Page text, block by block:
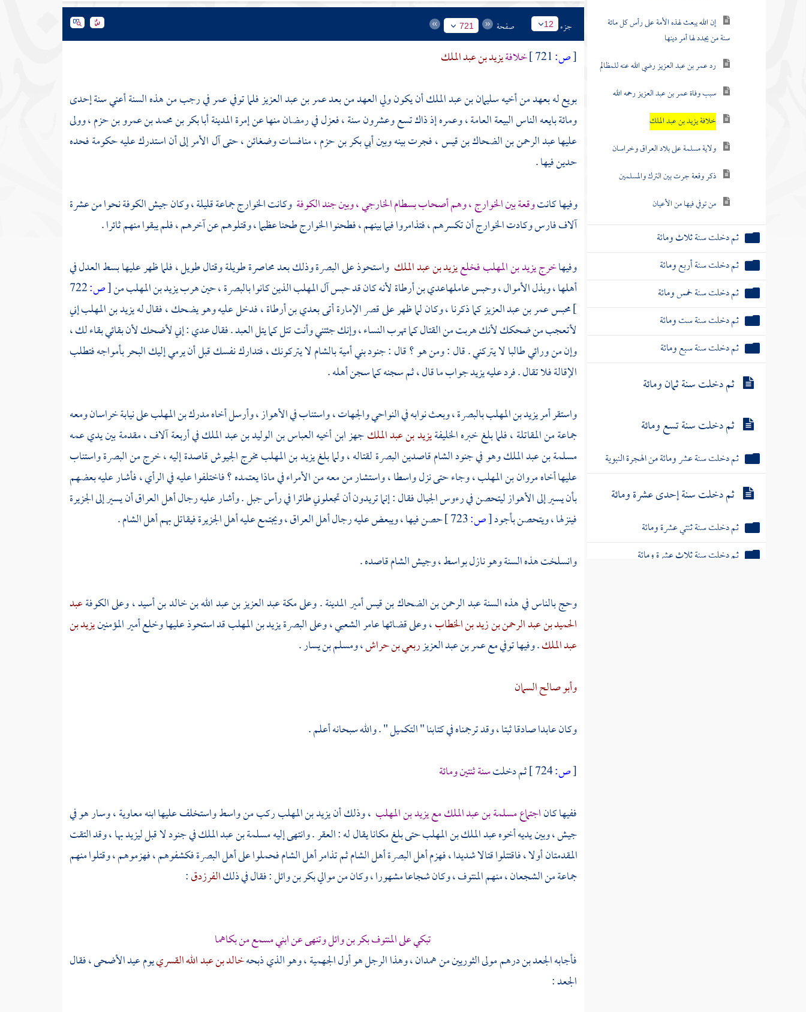
إن الله يبعث لهذه الأمة على رأس كل مائة
سنة من يجدد لها أمر دينها
رد عمر بن عبد العزيز رضي الله عنه للمظالم
سبب وفاة عمر بن عبد العزيز رحمه الله
خلافة يزيد بن عبد الملك
ولاية مسلمة على بلاد العراق وخراسان
ذكر وقعة جرت بين الترك والمسلمين
من توفي فيها من الأعيان
ثم دخلت سنة ثلاث ومائة
ثم دخلت سنة أربع ومائة
ثم دخلت سنة خمس ومائة
ثم دخلت سنة ست ومائة
ثم دخلت سنة سبع ومائة
ثم دخلت سنة ثمان ومائة
ثم دخلت سنة تسع ومائة
ثم دخلت سنة عشر ومائة من الهجرة النبوية
ثم دخلت سنة إحدى عشرة ومائة
ثم دخلت سنة ثنتي عشرة ومائة
ثم دخلت سنة ثلاث عشرة ومائة
جزء 12 صفحة 721
[ص: خلافةيزيد بن عبد الملك
بويع له بعهد من أخيهسليمان بن عبد الملكأن يكون ولي العهد من بعدعمر بن عبد العزيزفلما توفيعمرفي رجب من هذه السنة أعني سنة إحدى
ومائة بايعه الناس البيعة العامة ، وعمره إذ ذاك تسع وعشرون سنة ، فعزل في رمضان منها عن إمرةالمدينةأبا بكر بن محمد بن عمرو بن حزم، وولى
عليهاعبد الرحمن بن الضحاك بن قيس، فجرت بينه وبينأبي بكر بن حزم، منافسات وضغائن ، حتى آل الأمر إلى أن استدرك عليه حكومة فحده
حدين فيها .
وفيها كانتوقعة بينالخوارج، وهم أصحاببسطام الخارجي، وبين جندالكوفة وكانتالخوارججماعة قليلة ، وكان جيشالكوفةنحوا من عشرة
آلاف فارس وكادتالخوارجأن تكسرهم ، فتذامروا فيما بينهم ، فطحنواالخوارجطحنا عظيما ، وقتلوهم عن آخرهم ، فلم يبقوا منهم ثائرا .
وفيهاخرجيزيد بن المهلبفخلعيزيد بن عبد الملك واستحوذ علىالبصرةوذلك بعد محاصرة طويلة وقتال طويل ، فلما ظهر عليها بسط العدل في
أهلها ، وبذل الأموال ، وحبس عاملهاعدي بن أرطاةلأنه كان قد حبس آل المهلب الذين كانوابالبصرة، حين هربيزيد بن المهلبمن[ص:722
]محبسعمر بن عبد العزيزكما ذكرنا ، وكان لما ظهر على قصر الإمارة أتىبعدي بن أرطاة، فدخل عليه وهو يضحك ، فقال لهيزيد بن المهلبإني
لأتعجب من ضحكك لأنك هربت من القتال كما تهرب النساء ، وإنك جئتني وأنت تتل كما يتل العبد . فقالعدي: إني لأضحك لأن بقائي بقاء لك ،
وإن من ورائي طالبا لا يتركني . قال : ومن هو ؟ قال : جنودبني أميةبالشاملا يتركونك ، فتدارك نفسك قبل أن يرمي إليك البحر بأمواجه فتطلب
الإقالة فلا تقال . فرد عليهيزيدجواب ما قال ، ثم سجنه كما سجن أهله .
واستقر أمريزيد بن المهلببالبصرة، وبعث نوابه في النواحي والجهات ، واستناب فيالأهواز، وأرسل أخاهمدرك بن المهلبعلى نيابةخراسانومعه
جماعة من المقاتلة ، فلما بلغ خبره الخليفةيزيد بن عبد الملكجهز ابن أخيهالعباس بن الوليد بن عبد الملكفي أربعة آلاف ، مقدمة بين يدي عمه
مسلمة بن عبد الملكوهو في جنودالشامقاصدينالبصرةلقتاله ، ولما بلغيزيد بن المهلبمخرج الجيوش قاصدة إليه ، خرج منالبصرةواستناب
عليها أخاهمروان بن المهلب، وجاء حتى نزلواسطا، واستشار من معه من الأمراء في ماذا يعتمده ؟ فاختلفوا عليه في الرأي ، فأشار عليه بعضهم
بأن يسير إلىالأهوازليتحصن في رءوس الجبال فقال : إنما تريدون أن تجعلوني طائرا في رأس جبل . وأشار عليه رجالأهلالعراقأن يسير إلىالجزيرة
فينزلها ، ويتحصن بأجود[ص: حصن فيها ، ويبعض عليه رجالأهلالعراق، ويجتمع عليهأهلالجزيرةفيقاتل بهمأهلالشام.
وانسلخت هذه السنة وهو نازلبواسط، وجيشالشامقاصده .
وحج بالناس في هذه السنةعبد الرحمن بن الضحاك بن قيسأميرالمدينة. وعلىمكةعبد العزيز بن عبد الله بن خالد بن أسيد، وعلىالكوفةعبد
الحميد بن عبد الرحمن بن زيد بن الخطاب، وعلى قضائهاعامر الشعبي، وعلىالبصرةيزيد بن المهلبقد استحوذ عليها وخلع أمير المؤمنينيزيد بن
عبد الملك. وفيها توفي مععمر بن عبد العزيزربعي بن حراش،ومسلم بن يسار.
وأبو صالح السمان
وكان عابدا صادقا ثبتا ، وقد ترجمناه في كتابنا " التكميل " . والله سبحانه أعلم .
[ص: ثم دخلتسنة ثنتين ومائة
ففيها كاناجتماعمسلمة بن عبد الملكمعيزيد بن المهلب ، وذلك أنيزيد بن المهلبركب منواسطواستخلف عليها ابنه معاوية ، وسار هو في
جيش ، وبين يديه أخوهعبد الملك بن المهلبحتى بلغ مكانا يقال له :العقر. وانتهى إليهمسلمة بن عبد الملكفي جنود لا قبلليزيدبها ، وقد التقت
المقدمتان أولا ، فاقتتلوا قتالا شديدا ، فهزمأهلالبصرةأهلالشامثم تذامرأهلالشامفحملوا علىأهلالبصرةفكشفوهم ، فهزموهم ، وقتلوا منهم
جماعة من الشجعان ، منهمالمنتوف، وكان شجاعا مشهورا ، وكان من مواليبكر بن وائل: فقال في ذلكالفرزدق:
تبكي علىالمنتوفبكر بن وائلوتنهى عن ابنيمسمعمن بكاهما
فأجابهالجعد بن درهممولى الثوريين منهمدان، وهذا الرجل هو أول الجهمية ، وهو الذي ذبحهخالد بن عبد الله القسرييوم عيد الأضحى ، فقال
الجعد :